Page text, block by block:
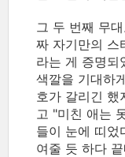
그 두 번째 무
짜 자기만의 스
라는 게 증명되
색깔을 기대하
호가 갈리긴 했
고 "미친 애는
들이 눈에 띠었
여줄 듯 하다